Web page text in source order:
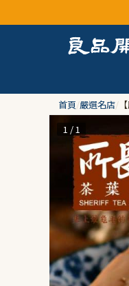
【
首頁/嚴選名店/
1 / 1